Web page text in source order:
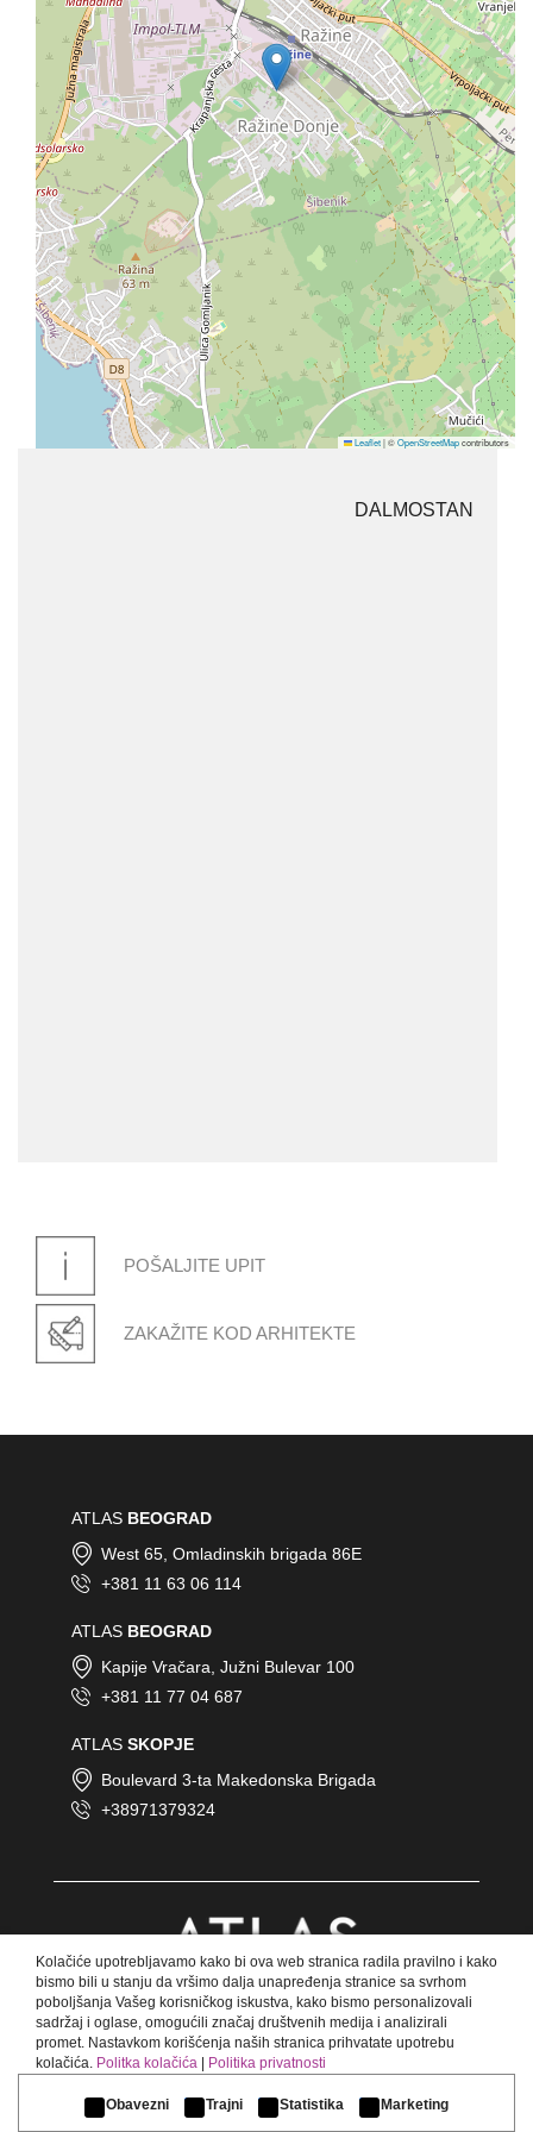
Leaflet|©OpenStreetMapcontributors
DALMOSTAN
POŠALJITE UPIT
ZAKAŽITE KOD ARHITEKTE
ATLAS BEOGRAD
West 65, Omladinskih brigada 86E
+381 11 63 06 114
ATLAS BEOGRAD
Kapije Vračara, Južni Bulevar 100
+381 11 77 04 687
ATLAS SKOPJE
Boulevard 3-ta Makedonska Brigada
+38971379324
Sva prava zadržana.
Kolačiće upotrebljavamo kako bi ova web stranica radila pravilno i kako
bismo bili u stanju da vršimo dalja unapređenja stranice sa svrhom
poboljšanja Vašeg korisničkog iskustva, kako bismo personalizovali
sadržaj i oglase, omogućili značaj društvenih medija i analizirali
promet. Nastavkom korišćenja naših stranica prihvatate upotrebu
kolačića. Politka kolačića Politika privatnosti
Obavezni Trajni Statistika Marketing